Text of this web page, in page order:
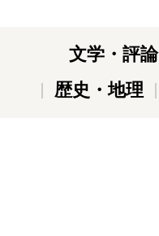
文学・評論
歴史・地理